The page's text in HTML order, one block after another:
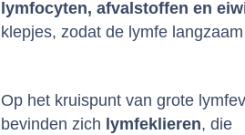
lymfocyten, afvalstoffen en
klepjes, zodat de lymfe
Op het kruispunt van grote
bevinden zich lymfeklieren, die